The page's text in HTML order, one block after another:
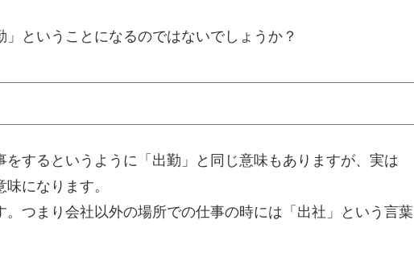
ということになるのではないでしょうか？
をするというように「出勤」と同じ意味もありますが、実は
になります。
つまり会社以外の場所での仕事の時には「出社」という言葉